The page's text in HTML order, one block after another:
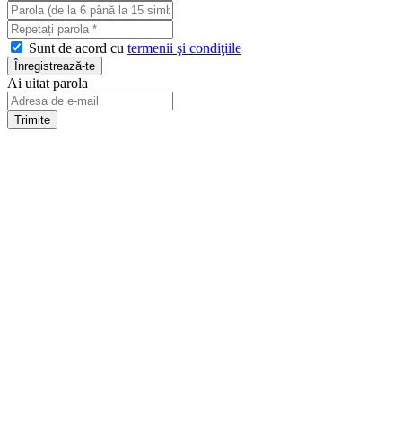
Sunt de acord cu termenii şi condiţiile
Ai uitat parola